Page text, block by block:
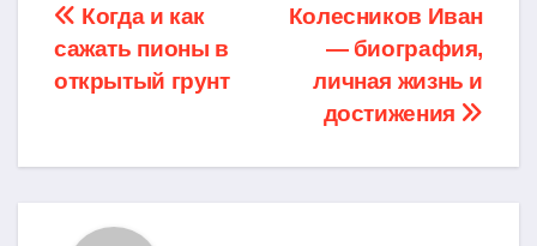
Навигация
по
Колесников Иван
— биография,
личная жизнь и
достижения
Когда и как
сажать пионы в
открытый грунт